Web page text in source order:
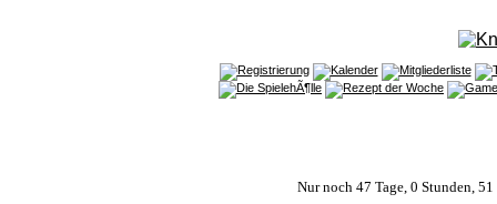
Nur noch 47 Tage, 0 Stunden,